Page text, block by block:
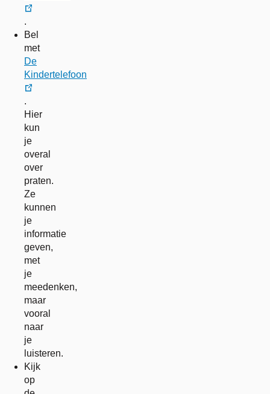
externe
link
.
Bel
met
De
Kindertelefoon
externe
link
.
Hier
kun
je
overal
over
praten.
Ze
kunnen
je
informatie
geven,
met
je
meedenken,
maar
vooral
naar
je
luisteren.
Kijk
op